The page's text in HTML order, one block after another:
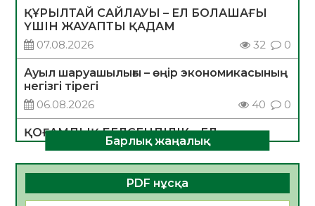
ҚҰРЫЛТАЙ САЙЛАУЫ – ЕЛ БОЛАШАҒЫ
ҮШІН ЖАУАПТЫ ҚАДАМ
07.08.2026
32 0
Ауыл шаруашылығы – өңір экономикасының
негізгі тірегі
06.08.2026
40 0
ҚОҒАМДЫҚ БЕЛСЕНДІЛІК – ЕЛ
ДАМУЫНЫҢ НЕГІЗІ
06.08.2026
37 0
ҚҰРЫЛТАЙ САЙЛАУЫ – БОЛАШАҚҚА
Барлық жаңалық
PDF нұсқа